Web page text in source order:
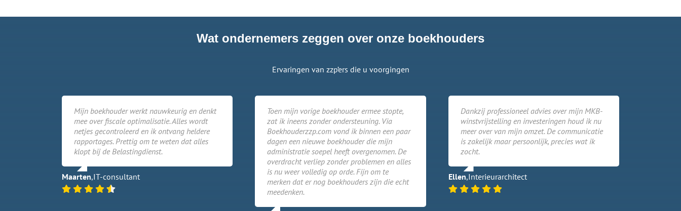
Wat ondernemers zeggen over onze boekhouders
Ervaringen van zzp’ers die u voorgingen
Mijn boekhouder werkt nauwkeurig en denkt
mee over fiscale optimalisatie. Alles wordt
netjes gecontroleerd en ik ontvang heldere
rapportages. Prettig om te weten dat alles
klopt bij de Belastingdienst.
Maarten,IT-consultant
Toen mijn vorige boekhouder ermee stopte,
zat ik ineens zonder ondersteuning. Via
Boekhouderzzp.com vond ik binnen een paar
dagen een nieuwe boekhouder die mijn
administratie soepel heeft overgenomen. De
overdracht verliep zonder problemen en alles
is nu weer volledig op orde. Fijn om te
merken dat er nog boekhouders zijn die echt
meedenken.
Dankzij professioneel advies over mijn MKB-
winstvrijstelling en investeringen houd ik nu
meer over van mijn omzet. De communicatie
is zakelijk maar persoonlijk, precies wat ik
zocht.
Ellen,Interieurarchitect